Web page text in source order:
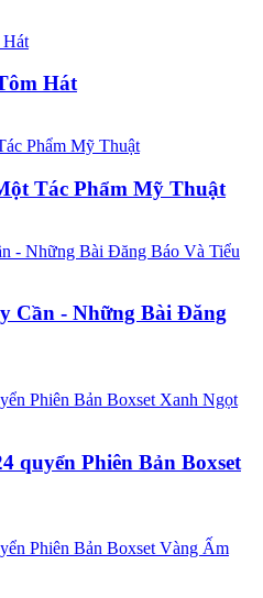
Hát
Tác Phẩm Mỹ Thuật
Cần - Những Bài Đăng
quyển Phiên Bản Boxset